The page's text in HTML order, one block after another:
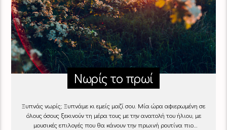
Νωρίς το πρωί
Ξυπνάς νωρίς; Ξυπνάμε κι εμείς μαζί σου. Μία ώρα αφιερωμένη σε
όλους όσους ξεκινούν τη μέρα τους με την ανατολή του ήλιου, με
μουσικές επιλογές που θα κάνουν την πρωινή ρουτίνα πιο